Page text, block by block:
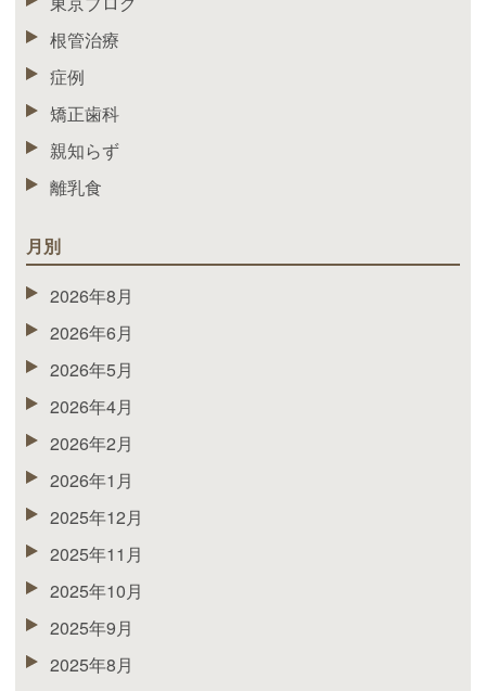
根管治療
症例
矯正歯科
親知らず
離乳食
月別
2026年8月
2026年6月
2026年5月
2026年4月
2026年2月
2026年1月
2025年12月
2025年11月
2025年10月
2025年9月
2025年8月